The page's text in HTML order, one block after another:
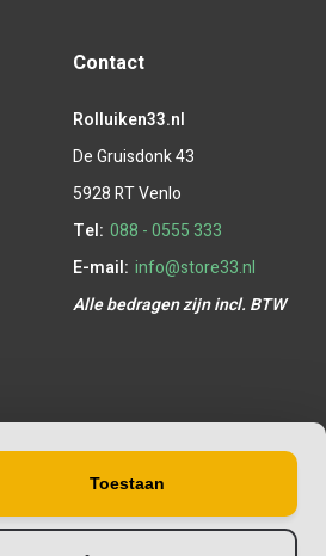
Contact
Rolluiken33.nl
De Gruisdonk 43
5928 RT Venlo
Tel: 088 - 0555 333
E-mail: info@store33.nl
Alle bedragen zijn incl. BTW
Toestaan